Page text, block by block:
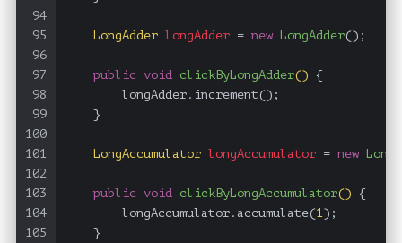
94
95
96
97
98
99
100
101
102
103
104
105
LongAdder longAdder = new LongAdder();
public void clickByLongAdder() {
        longAdder.increment();
    }
LongAccumulator longAccumulator = new
public void clickByLongAccumulator() {
        longAccumulator.accumulate(
1);
    }